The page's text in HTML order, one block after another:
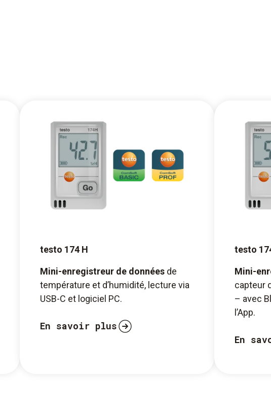
testo 174 H
Mini-enregistreur de données de
température et d’humidité, lecture via
USB-C et logiciel PC.
En savoir plus
testo
Mini-
capteur
– avec
l’App.
En